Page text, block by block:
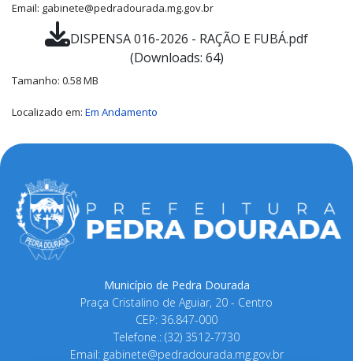
Email: gabinete@pedradourada.mg.gov.br
DISPENSA 016-2026 - RAÇÃO E FUBÁ.pdf
(Downloads: 64)
Tamanho: 0.58 MB
Localizado em: Em Andamento
Município de Pedra Dourada
Praça Cristalino de Aguiar, 20 - Centro
CEP: 36.847-000
Telefone.: (32) 3512-7730
Email: gabinete@pedradourada.mg.gov.br